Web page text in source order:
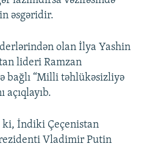
əsgəridir.
olan İlya Yashin
lideri Ramzan
bağlı “Milli təhlükəsizliyə
açıqlayıb.
ki, İndiki Çeçenistan
Vladimir Putin